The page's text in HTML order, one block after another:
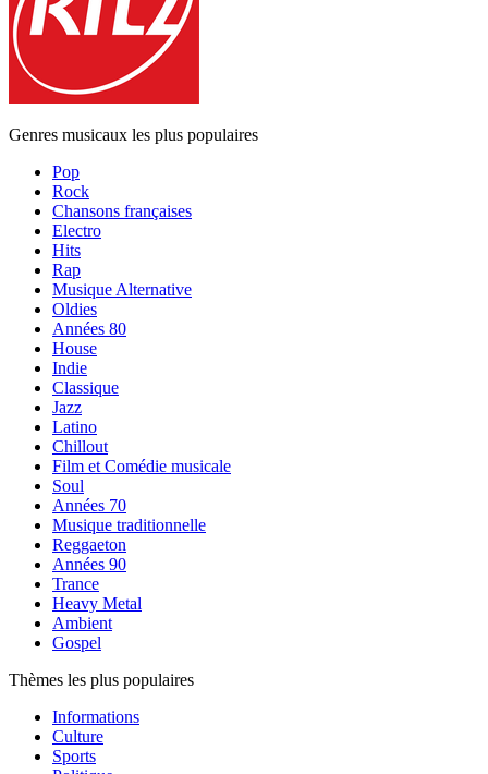
Genres musicaux les plus populaires
Pop
Rock
Chansons françaises
Electro
Hits
Rap
Musique Alternative
Oldies
Années 80
House
Indie
Classique
Jazz
Latino
Chillout
Film et Comédie musicale
Soul
Années 70
Musique traditionnelle
Reggaeton
Années 90
Trance
Heavy Metal
Ambient
Gospel
Thèmes les plus populaires
Informations
Culture
Sports